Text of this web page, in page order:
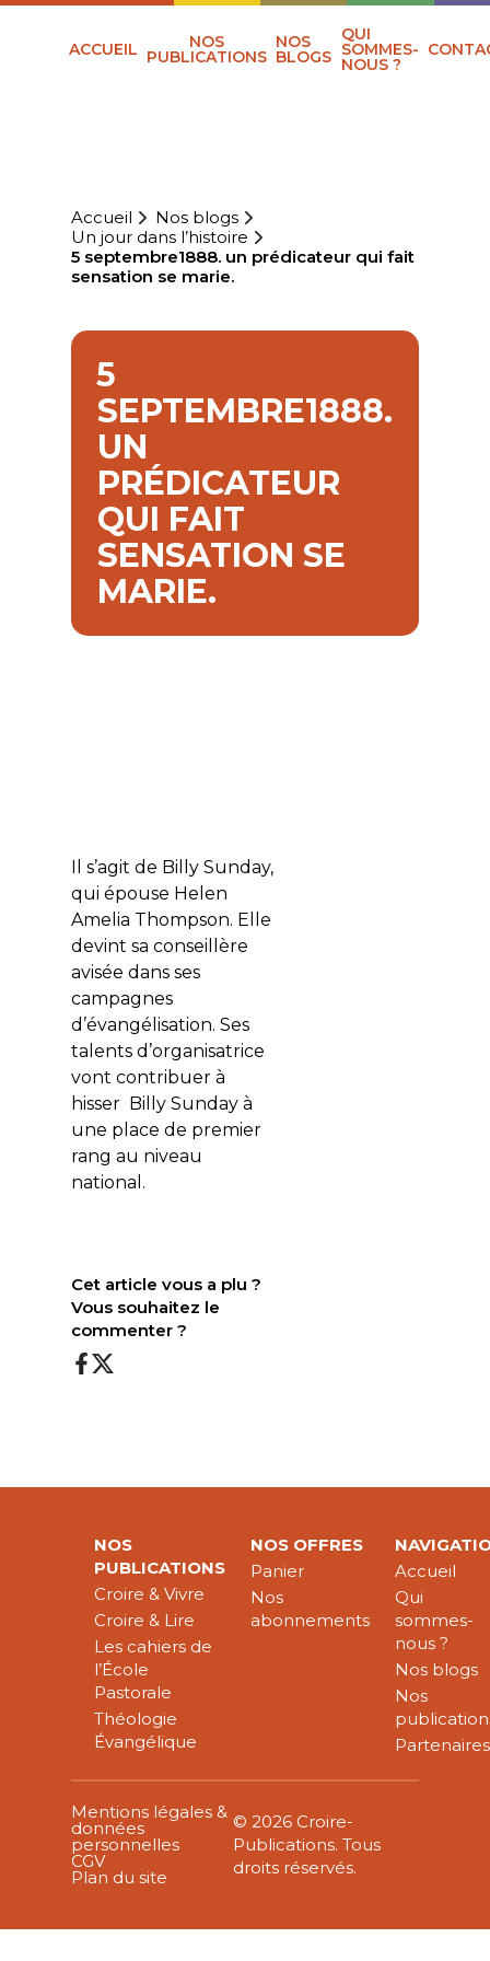
ACCUEIL NOS
PUBLICATIONS
NOS
BLOGS
QUI
SOMMES-
NOUS ?
Accueil
Nos blogs
Un jour dans l’histoire
5 septembre1888. un prédicateur qui fait
sensation se marie.
5
SEPTEMBRE1888.
UN
PRÉDICATEUR
QUI FAIT
SENSATION SE
MARIE.
Il s’agit de Billy Sunday,
qui épouse Helen
Amelia Thompson. Elle
devint sa conseillère
avisée dans ses
campagnes
d’évangélisation. Ses
talents d’organisatrice
vont contribuer à
hisser Billy Sunday à
une place de premier
rang au niveau
national.
Cet article vous a plu ?
Vous souhaitez le
commenter ?
NOS
PUBLICATIONS
Croire & Vivre
Croire & Lire
Les cahiers de
l’École
Pastorale
Théologie
Évangélique
NOS OFFRES
Panier
Nos
abonnements
Accueil
Qui
sommes-
nous ?
Nos blogs
Nos
Partenaires
Mentions légales &
données
personnelles
CGV
Plan du site
© 2026 Croire-
Publications. Tous
droits réservés.